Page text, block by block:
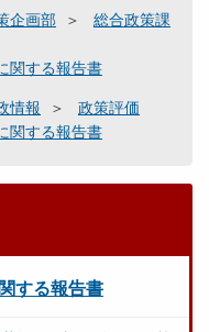
企画部
総合政策課
関する報告書
情報
政策評価
関する報告書
する報告書